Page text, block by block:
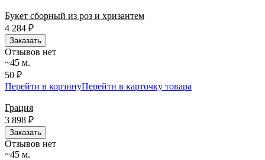
Букет сборный из роз и хризантем
4 284 ₽
Заказать
Отзывов нет
~45 м.
50 ₽
Перейти в корзинуПерейти в карточку товара
Грация
3 898 ₽
Заказать
Отзывов нет
~45 м.